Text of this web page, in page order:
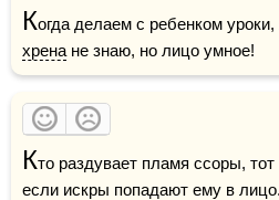
К
хрена не знаю, но лицо умное!
Кто раздувает пламя ссоры,
если искры попадают ему в лицо.